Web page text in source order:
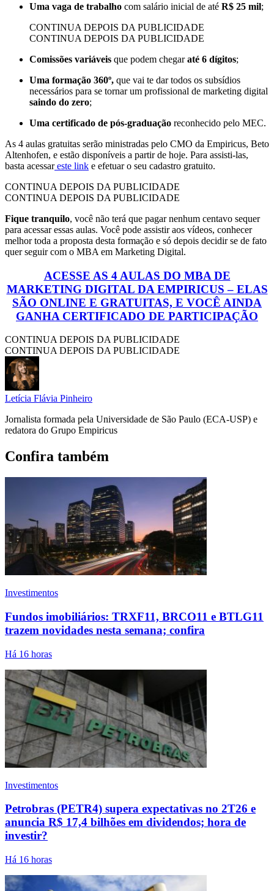
Uma vaga de trabalho com salário inicial de até R$ 25 mil;
CONTINUA DEPOIS DA PUBLICIDADE
CONTINUA DEPOIS DA PUBLICIDADE
Comissões variáveis que podem chegaraté 6 dígitos;
Uma formação 360º, que vai te dar todos os subsídios
necessários para se tornar um profissional de marketing digital
saindo do zero;
Uma certificado de pós-graduação reconhecido pelo MEC.
As 4 aulas gratuitas serão ministradas pelo CMO da Empiricus, Beto
Altenhofen, e estão disponíveis a partir de hoje. Para assisti-las,
basta acessareste link e efetuar o seu cadastro gratuito.
CONTINUA DEPOIS DA PUBLICIDADE
CONTINUA DEPOIS DA PUBLICIDADE
Fique tranquilo, você não terá que pagar nenhum centavo sequer
para acessar essas aulas. Você pode assistir aos vídeos, conhecer
melhor toda a proposta desta formação e só depois decidir se de fato
quer seguir com o MBA em Marketing Digital.
ACESSE AS 4 AULAS DO MBA DE
MARKETING DIGITAL DA EMPIRICUS – ELAS
SÃO ONLINE E GRATUITAS, E VOCÊ AINDA
GANHA CERTIFICADO DE PARTICIPAÇÃO
CONTINUA DEPOIS DA PUBLICIDADE
CONTINUA DEPOIS DA PUBLICIDADE
Letícia Flávia Pinheiro
Jornalista formada pela Universidade de São Paulo (ECA-USP) e
redatora do Grupo Empiricus
Confira também
Investimentos
Fundos imobiliários: TRXF11, BRCO11 e BTLG11
trazem novidades nesta semana; confira
Há 16 horas
Investimentos
Petrobras (PETR4) supera expectativas no 2T26 e
anuncia R$ 17,4 bilhões em dividendos; hora de
investir?
Há 16 horas